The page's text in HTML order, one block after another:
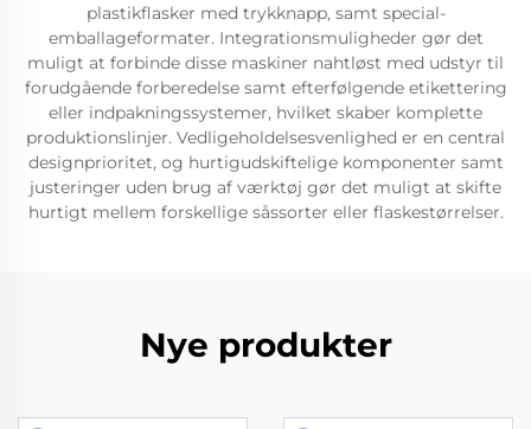
plastikflasker med trykknapp, samt special-
emballageformater. Integrationsmuligheder gør det
muligt at forbinde disse maskiner nahtløst med udstyr til
forudgående forberedelse samt efterfølgende etikettering
eller indpakningssystemer, hvilket skaber komplette
produktionslinjer. Vedligeholdelsesvenlighed er en central
designprioritet, og hurtigudskiftelige komponenter samt
justeringer uden brug af værktøj gør det muligt at skifte
hurtigt mellem forskellige såssorter eller flaskestørrelser.
Nye produkter